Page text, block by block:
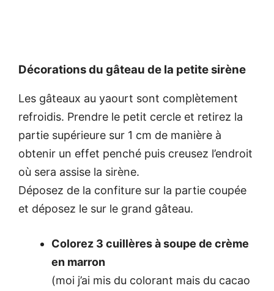
Décorations du gâteau de la petite sirène
Les gâteaux au yaourt sont complètement
refroidis. Prendre le petit cercle et retirez la
partie supérieure sur 1 cm de manière à
obtenir un effet penché puis creusez l’endroit
où sera assise la sirène.
Déposez de la confiture sur la partie coupée
et déposez le sur le grand gâteau.
Colorez 3 cuillères à soupe de crème
en marron
(moi j’ai mis du colorant mais du cacao